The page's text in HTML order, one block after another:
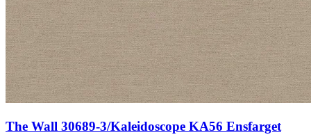
The Wall 30689-3/Kaleidoscope KA56 Ensfarget